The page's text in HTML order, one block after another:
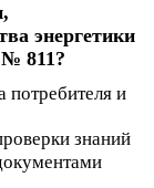
энергетики
№ 811?
потребителя и
знаний